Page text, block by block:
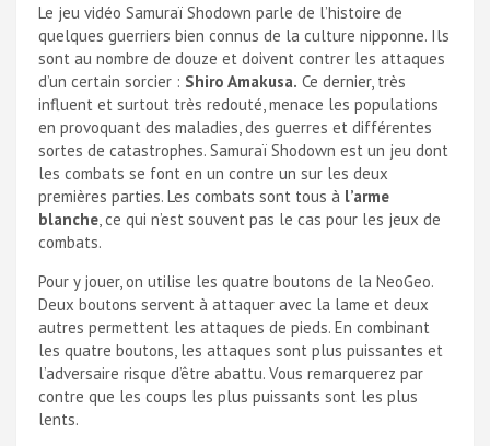
Le jeu vidéo Samuraï Shodown parle de l’histoire de
quelques guerriers bien connus de la culture nipponne. Ils
sont au nombre de douze et doivent contrer les attaques
d’un certain sorcier : Shiro Amakusa. Ce dernier, très
influent et surtout très redouté, menace les populations
en provoquant des maladies, des guerres et différentes
sortes de catastrophes. Samuraï Shodown est un jeu dont
les combats se font en un contre un sur les deux
premières parties. Les combats sont tous à l’arme
blanche , ce qui n’est souvent pas le cas pour les jeux de
combats.
Pour y jouer, on utilise les quatre boutons de la NeoGeo.
Deux boutons servent à attaquer avec la lame et deux
autres permettent les attaques de pieds. En combinant
les quatre boutons, les attaques sont plus puissantes et
l’adversaire risque d’être abattu. Vous remarquerez par
contre que les coups les plus puissants sont les plus
lents.